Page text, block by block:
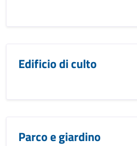
Edificio di culto
Parco e giardino